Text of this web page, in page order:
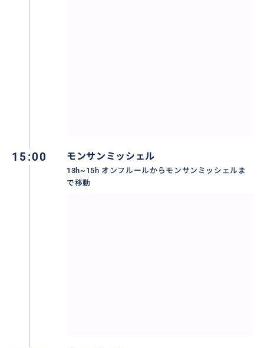
モン・サン＝ミシェル（Mont Saint-Michel）は、フラ
ンス西海岸、サン・マロ湾上に浮かぶ小島、及びその
上にそびえる修道院である。
15:00 モンサンミッシェル
13h~15h オンフルールからモンサンミッシェルま
で移動